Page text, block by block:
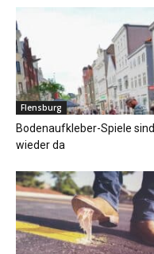
Flensburg
Bodenaufkleber-Spiele sind
wieder da